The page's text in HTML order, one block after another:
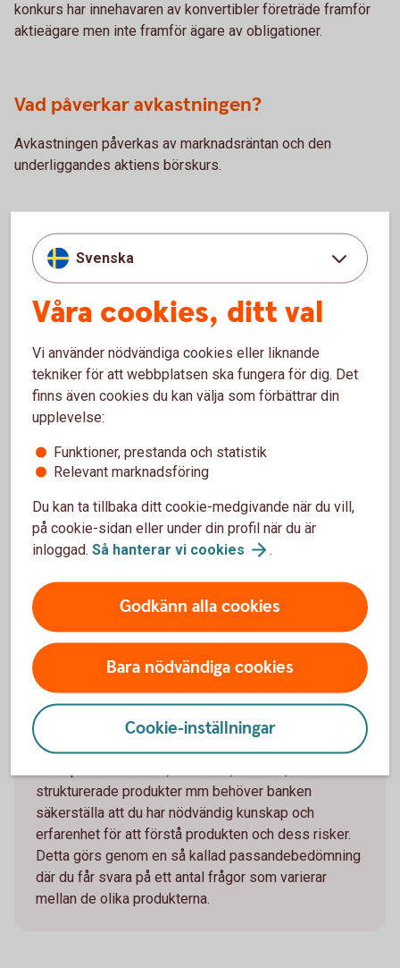
konkurs har innehavaren av konvertibler företräde framför
aktieägare men inte framför ägare av obligationer.
Vad påverkar avkastningen?
Avkastningen påverkas av marknadsräntan och den
underliggandes aktiens börskurs.
För- och nackdelar med
konvertibel
En konvertibel ger avkastning i form av ränta under
löptiden.
Du tar del av aktiens värdeutveckling vid en
Konvertibler har normalt en sämre likviditet än aktier.
Konvertibelinnehavaren har till skillnad från aktieägaren
Passandebedömning
Vill du köpa komplicerade produkter som
strukturerade produkter mm behöver banken
säkerställa att du har nödvändig kunskap och
erfarenhet för att förstå produkten och dess risker.
Detta görs genom en så kallad passandebedömning
där du får svara på ett antal frågor som varierar
mellan de olika produkterna.
Svenska
Våra cookies, ditt val
Vi använder nödvändiga cookies eller liknande
tekniker för att webbplatsen ska fungera för dig. Det
finns även cookies du kan välja som förbättrar din
upplevelse:
Funktioner, prestanda och statistik
Relevant marknadsföring
Du kan ta tillbaka ditt cookie-medgivande när du vill,
på cookie-sidan eller under din profil när du är
inloggad. Så hanterar vi cookies .
Godkänn alla cookies
Bara nödvändiga cookies
Cookie-inställningar